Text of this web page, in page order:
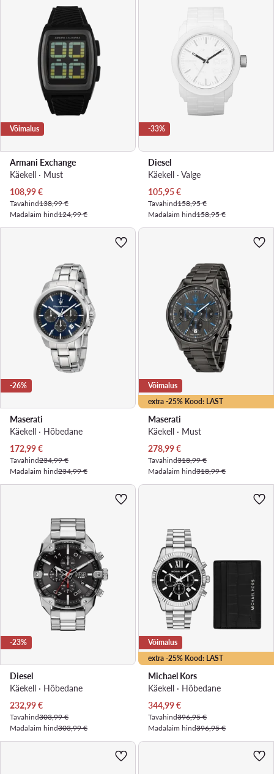
Võimalus
Armani Exchange
Käekell · Must
Praegune hind
108,99€
Tavahind138,99 €
Madalaim hind124,99 €
-33%
Diesel
Käekell · Valge
Praegune hind
105,95€
Tavahind158,95 €
Madalaim hind158,95 €
-26%
Maserati
Käekell · Hõbedane
Praegune hind
172,99€
Tavahind234,99 €
Madalaim hind234,99 €
extra -25% Kood: LAST
Võimalus
Maserati
Käekell · Must
Praegune hind
278,99€
Tavahind318,99 €
Madalaim hind318,99 €
-23%
Diesel
Käekell · Hõbedane
Praegune hind
232,99€
Tavahind303,99 €
Madalaim hind303,99 €
extra -25% Kood: LAST
Võimalus
Michael Kors
Käekell · Hõbedane
Praegune hind
344,99€
Tavahind396,95 €
Madalaim hind396,95 €